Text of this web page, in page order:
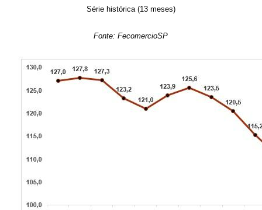
Série histórica (13 meses)
Fonte: FecomercioSP